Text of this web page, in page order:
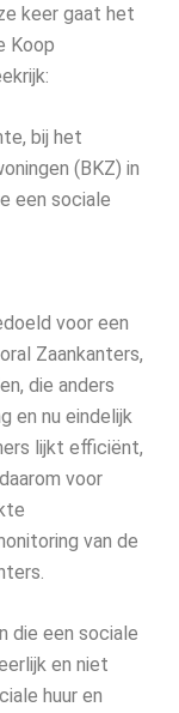
keer gaat het
Koop
bij het
(BKZ) in
een sociale
voor een
Zaankanters,
die anders
en nu eindelijk
lijkt efficiënt,
voor
van de
die een sociale
en niet
huur en